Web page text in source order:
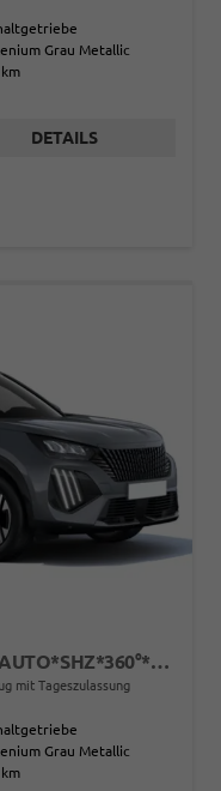
Grau Metallic
DETAILS
ALLURE TURBO100 ANDROID AUTO*SHZ*360°*TOTWINKEL*KLIMAAUTO
mit Tageszulassung
Grau Metallic